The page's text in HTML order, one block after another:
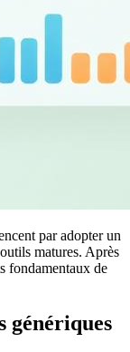
par adopter un
matures. Après
fondamentaux de
génériques